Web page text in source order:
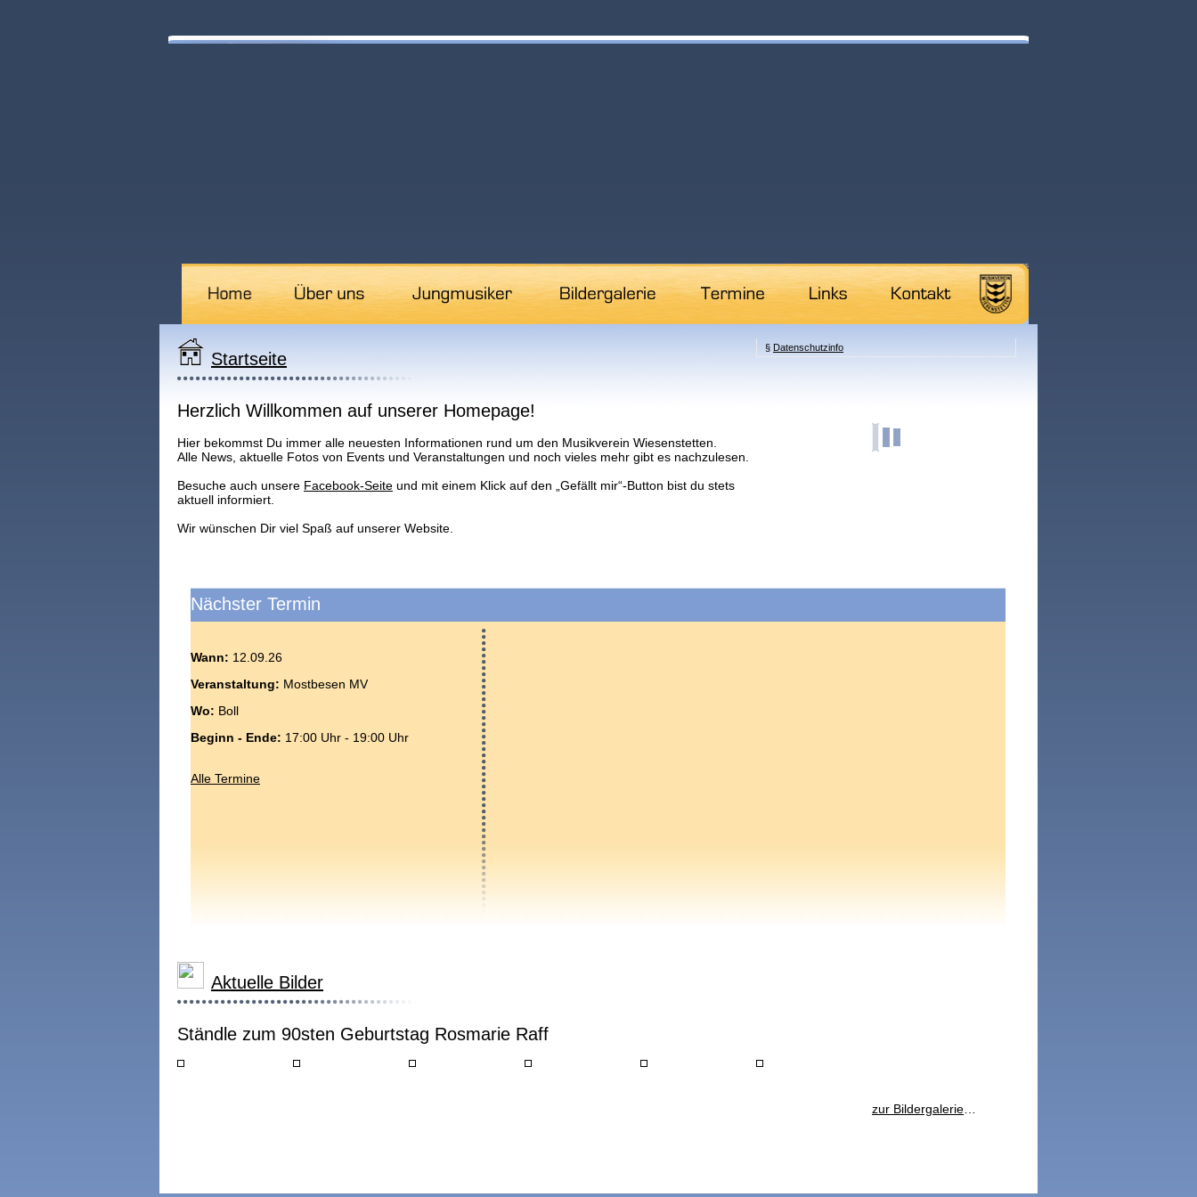
Startseite
Herzlich Willkommen auf unserer Homepage!
Hier bekommst Du immer alle neuesten Informationen rund um den Musikverein Wiesenstetten.
Alle News, aktuelle Fotos von Events und Veranstaltungen und noch vieles mehr gibt es nachzulesen.
Besuche auch unsere Facebook-Seite und mit einem Klick auf den „Gefällt mir“-Button bist du stets
aktuell informiert.
Wir wünschen Dir viel Spaß auf unserer Website.
§ Datenschutzinfo
Nächster Termin
Wann: 12.09.26
Veranstaltung: Mostbesen MV
Wo: Boll
Beginn - Ende: 17:00 Uhr - 19:00 Uhr
Alle Termine
Aktuelle Bilder
Ständle zum 90sten Geburtstag Rosmarie Raff
zur Bildergalerie